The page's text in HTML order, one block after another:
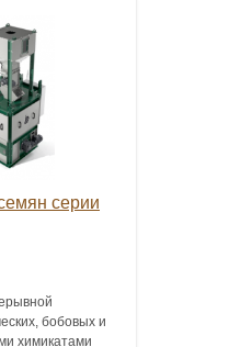
серии
бобовых и
химикатами